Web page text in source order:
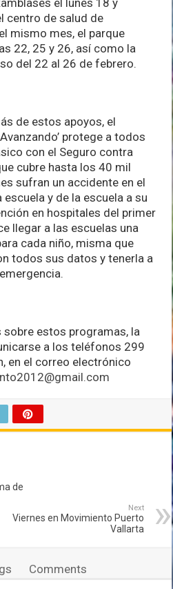
centro de salud de
mismo mes, el parque
22, 25 y 26, así como la
del 22 al 26 de febrero.
de estos apoyos, el
protege a todos
con el Seguro contra
cubre hasta los 40 mil
sufran un accidente en el
y de la escuela a su
en hospitales del primer
llegar a las escuelas una
cada niño, misma que
todos sus datos y tenerla a
estos programas, la
a los teléfonos 299
en el correo electrónico
de
Next
Viernes en Movimiento Puerto
Vallarta
Comments